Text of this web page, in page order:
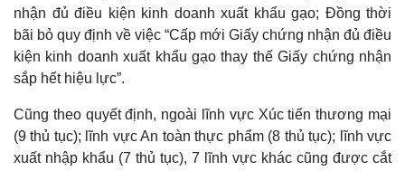
nhận đủ điều kiện kinh doanh xuất khẩu gạo; Đồng thời
bãi bỏ quy định về việc “Cấp mới Giấy chứng nhận đủ điều
kiện kinh doanh xuất khẩu gạo thay thế Giấy chứng nhận
sắp hết hiệu lực”.
Cũng theo quyết định, ngoài lĩnh vực Xúc tiến thương mại
(9 thủ tục); lĩnh vực An toàn thực phẩm (8 thủ tục); lĩnh vực
xuất nhập khẩu (7 thủ tục), 7 lĩnh vực khác cũng được cắt